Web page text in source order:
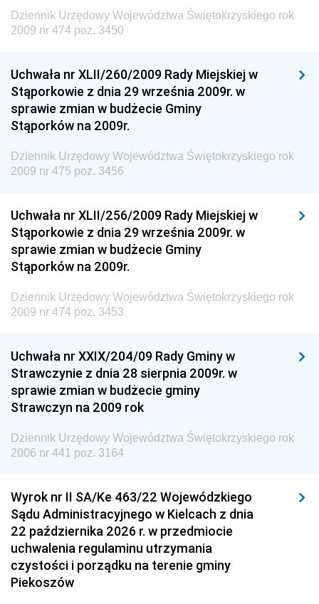
Dziennik Urzędowy Ministra Transportu, Budownictwa
i Gospodarki Morskiej
Dziennik Urzędowy Ministra Spraw Zagranicznych
Dziennik Urzędowy Centralnego Biura
Antykorupcyjnego
Wewnętrznego
Dziennik Urzędowy Urzędu Patentowego
Dziennik Urzędowy Generalnej Dyrekcji Dróg
Krajowych i Autostrad
Dziennik Urzędowy Ministra Środowiska
Dziennik Urzędowy Ministra Edukacji
Dziennik Urzędowy Ministra Przemysłu
Dziennik Urzędowy Ministra Finansów i Gospodarki
Dziennik Urzędowy Ministra do Spraw Unii
Dziennik Urzędowy Agencji Wywiadu
Dziennik Urzędowy Województwa Świętokrzyskiego rok
2009 nr 474 poz. 3450
Uchwała nr XLII/260/2009 Rady Miejskiej w
Stąporkowie z dnia 29 września 2009r. w
sprawie zmian w budżecie Gminy
Stąporków na 2009r.
Dziennik Urzędowy Województwa Świętokrzyskiego rok
2009 nr 475 poz. 3456
Uchwała nr XLII/256/2009 Rady Miejskiej w
Stąporkowie z dnia 29 września 2009r. w
sprawie zmian w budżecie Gminy
Stąporków na 2009r.
Dziennik Urzędowy Województwa Świętokrzyskiego rok
2009 nr 474 poz. 3453
Uchwała nr XXIX/204/09 Rady Gminy w
Strawczynie z dnia 28 sierpnia 2009r. w
sprawie zmian w budżecie gminy
Strawczyn na 2009 rok
Dziennik Urzędowy Województwa Świętokrzyskiego rok
2006 nr 441 poz. 3164
Wyrok nr II SA/Ke 463/22 Wojewódzkiego
Sądu Administracyjnego w Kielcach z dnia
22 października 2026 r. w przedmiocie
uchwalenia regulaminu utrzymania
czystości i porządku na terenie gminy
Piekoszów